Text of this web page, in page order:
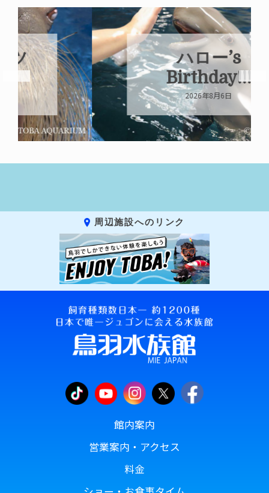
ハロー’s
Birthday!!!
2026年8月6日
周辺施設へのリンク
館内案内
営業案内・アクセス
料金